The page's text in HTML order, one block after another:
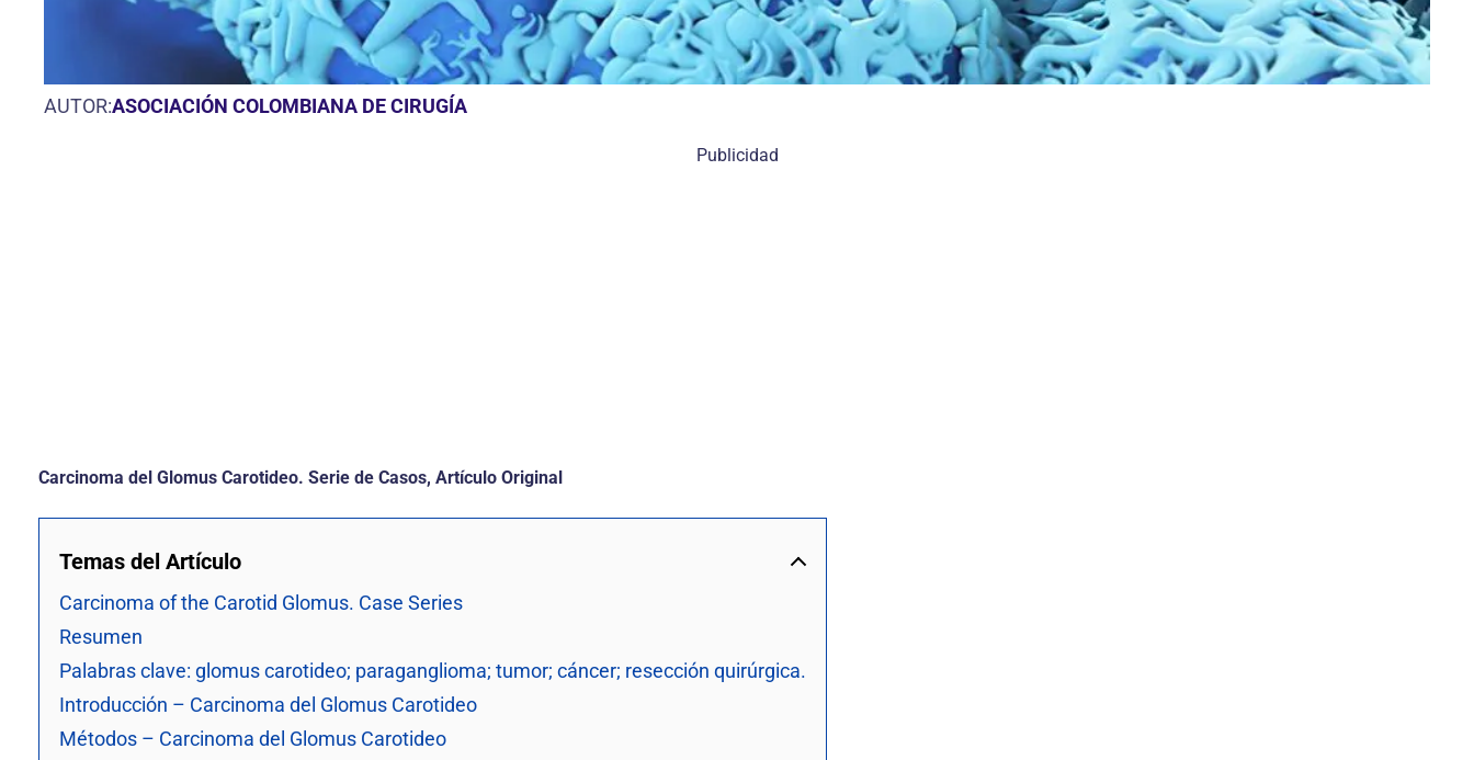
AUTOR:ASOCIACIÓN COLOMBIANA DE CIRUGÍA
Publicidad
Carcinoma del Glomus Carotideo. Serie de Casos, Artículo Original
Temas del Artículo
Carcinoma of the Carotid Glomus. Case Series
Resumen
Palabras clave: glomus carotideo; paraganglioma; tumor; cáncer; resección quirúrgica.
Introducción – Carcinoma del Glomus Carotideo
Métodos – Carcinoma del Glomus Carotideo